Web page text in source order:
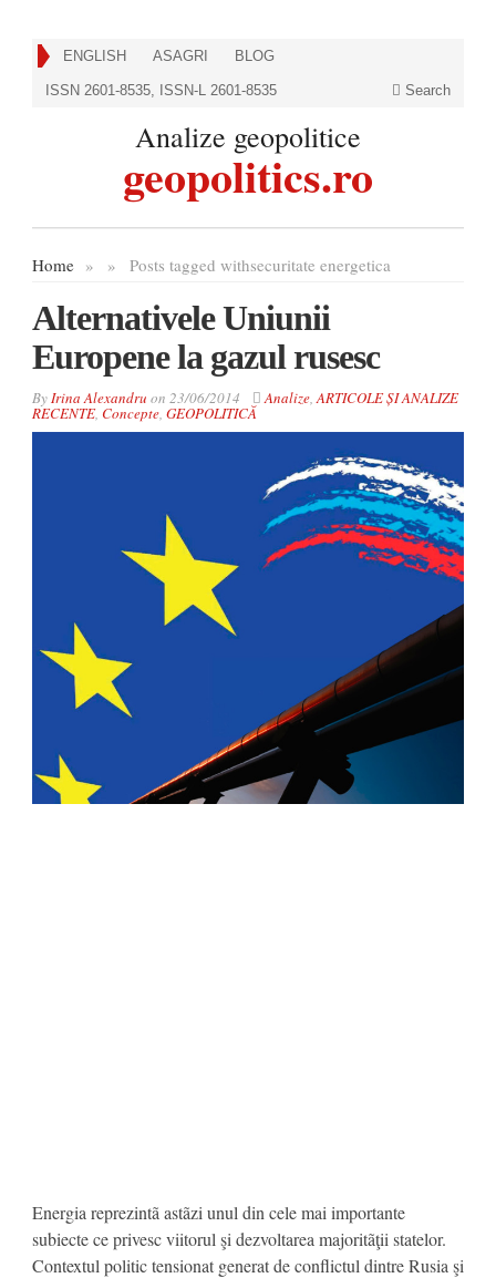
ENGLISH ASAGRI BLOG
ISSN 2601-8535, ISSN-L 2601-8535 Search
Analize geopolitice
geopolitics.ro
Home » Posts tagged with
» securitate energetica
Alternativele Uniunii
Europene la gazul rusesc
ByIrina Alexandru on 23/06/2014 Analize,ARTICOLE ȘI ANALIZE
RECENTE, Concepte, GEOPOLITICĂ
Energia reprezintã astãzi unul din cele mai importante
subiecte ce privesc viitorul şi dezvoltarea majoritãţii statelor.
Contextul politic tensionat generat de conflictul dintre Rusia şi